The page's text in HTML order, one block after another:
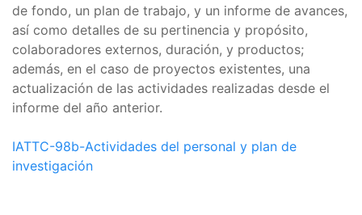
de fondo, un plan de trabajo, y un informe de avances,
así como detalles de su pertinencia y propósito,
colaboradores externos, duración, y productos;
además, en el caso de proyectos existentes, una
actualización de las actividades realizadas desde el
informe del año anterior.
IATTC-98b-Actividades del personal y plan de
investigación